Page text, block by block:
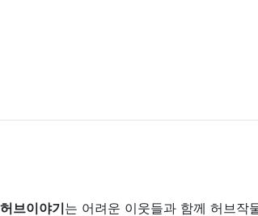
허브이야기는 어려운 이웃들과 함께 허브작